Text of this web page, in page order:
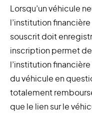
Lorsqu’un véhicule
l’institution
souscrit doit
inscription permet
l’institution
du véhicule en
totalement
que le lien sur le